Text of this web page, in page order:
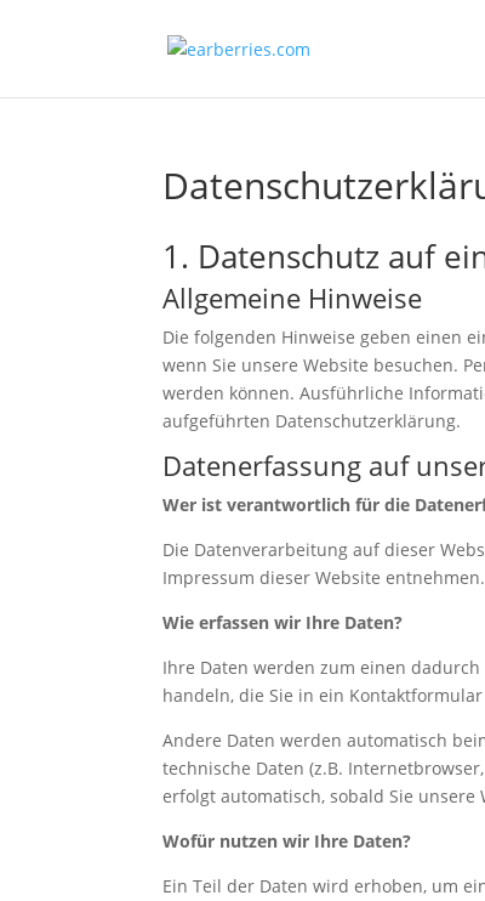
1. Datenschutz auf
Allgemeine Hinweise
Die folgenden Hinweise geben einen
wenn Sie unsere Website besuchen.
werden können. Ausführliche
aufgeführten Datenschutzerklärung.
Datenerfassung auf
Wer ist verantwortlich für die
Die Datenverarbeitung auf dieser
Impressum dieser Website entnehmen.
Wie erfassen wir Ihre Daten?
Ihre Daten werden zum einen
handeln, die Sie in ein
Andere Daten werden automatisch
technische Daten (z.B.
erfolgt automatisch, sobald Sie unsere
Wofür nutzen wir Ihre Daten?
Ein Teil der Daten wird erhoben, um